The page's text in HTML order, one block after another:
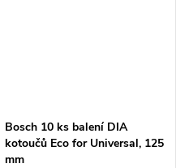
Bosch 10 ks balení DIA
kotoučů Eco for Universal, 125
mm